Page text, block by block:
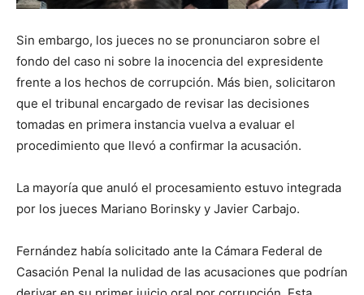
Sin embargo, los jueces no se pronunciaron sobre el
fondo del caso ni sobre la inocencia del expresidente
frente a los hechos de corrupción. Más bien, solicitaron
que el tribunal encargado de revisar las decisiones
tomadas en primera instancia vuelva a evaluar el
procedimiento que llevó a confirmar la acusación.
La mayoría que anuló el procesamiento estuvo integrada
por los jueces Mariano Borinsky y Javier Carbajo.
Fernández había solicitado ante la Cámara Federal de
Casación Penal la nulidad de las acusaciones que podrían